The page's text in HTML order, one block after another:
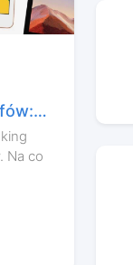
Na co